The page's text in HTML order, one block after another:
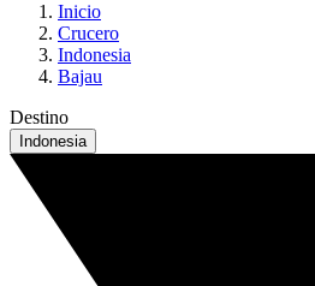
Inicio
Crucero
Indonesia
Bajau
Destino
Indonesia